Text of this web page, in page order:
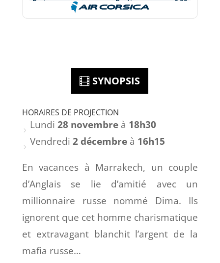
SYNOPSIS
HORAIRES DE PROJECTION
Lundi 28 novembreà 18h30
Vendredi 2 décembreà 16h15
En vacances à Marrakech, un couple
d’Anglais se lie d’amitié avec un
millionnaire russe nommé Dima. Ils
ignorent que cet homme charismatique
et extravagant blanchit l’argent de la
mafia russe…